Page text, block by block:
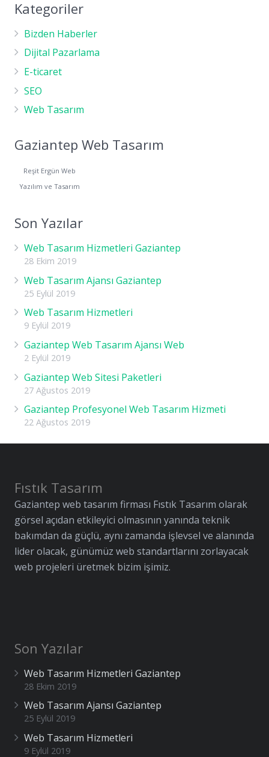
Kategoriler
Bizden Haberler
Dijital Pazarlama
E-ticaret
SEO
Web Tasarım
Gaziantep Web Tasarım
Reşit Ergün Web
Yazılım ve Tasarım
Son Yazılar
Web Tasarım Hizmetleri Gaziantep
28 Ekim 2019
Web Tasarım Ajansı Gaziantep
25 Eylül 2019
Web Tasarım Hizmetleri
9 Eylül 2019
Gaziantep Web Tasarım Ajansı Web
2 Eylül 2019
Gaziantep Web Sitesi Paketleri
27 Ağustos 2019
Gaziantep Profesyonel Web Tasarım Hizmeti
22 Ağustos 2019
Fıstık Tasarım
Gaziantep web tasarım firması Fıstık Tasarım olarak
görsel açıdan etkileyici olmasının yanında teknik
bakımdan da güçlü, aynı zamanda işlevsel ve alanında
lider olacak, günümüz web standartlarını zorlayacak
web projeleri üretmek bizim işimiz.
Son Yazılar
Web Tasarım Hizmetleri Gaziantep
28 Ekim 2019
Web Tasarım Ajansı Gaziantep
25 Eylül 2019
Web Tasarım Hizmetleri
9 Eylül 2019